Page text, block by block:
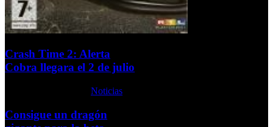
Crash Time 2: Alerta
Cobra llegara el 2 de julio
Noticias
Consigue un dragón